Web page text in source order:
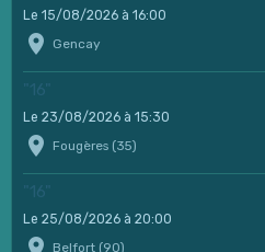
Le 15/08/2026 à 16:00
Gencay
"16"
Le 23/08/2026 à 15:30
Fougères (35)
"16"
Le 25/08/2026 à 20:00
Belfort (90)